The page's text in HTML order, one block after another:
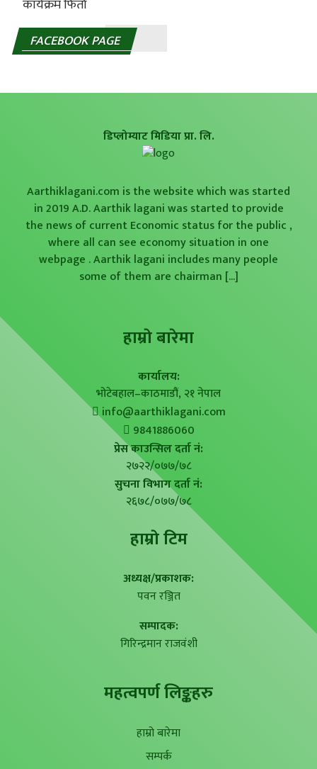
FACEBOOK PAGE
डिप्लोम्याट मिडिया प्रा. लि.
Aarthiklagani.com is the website which was started
in 2019 A.D. Aarthik lagani was started to provide
the news of current Economic status for the public ,
where all can see economy situation in one
webpage . Aarthik lagani includes many people
some of them are chairman [...]
हाम्राे बारेमा
कार्यालय:
भोटेबहाल–काठमाडौं, २१ नेपाल
info@aarthiklagani.com
9841886060
प्रेस काउन्सिल दर्ता नं:
२७२२/०७७/७८
सुचना विभाग दर्ता नं:
२६७८/०७७/७८
हाम्राे टिम
अध्यक्ष/प्रकाशक:
पवन रञ्जित
सम्पादक:
गिरिन्द्रमान राजवंशी
महत्वपर्ण लिङ्कहरु
हाम्रो बारेमा
सम्पर्क